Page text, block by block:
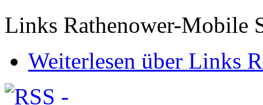
Links Rathenower-Mobile
Weiterlesen über Links